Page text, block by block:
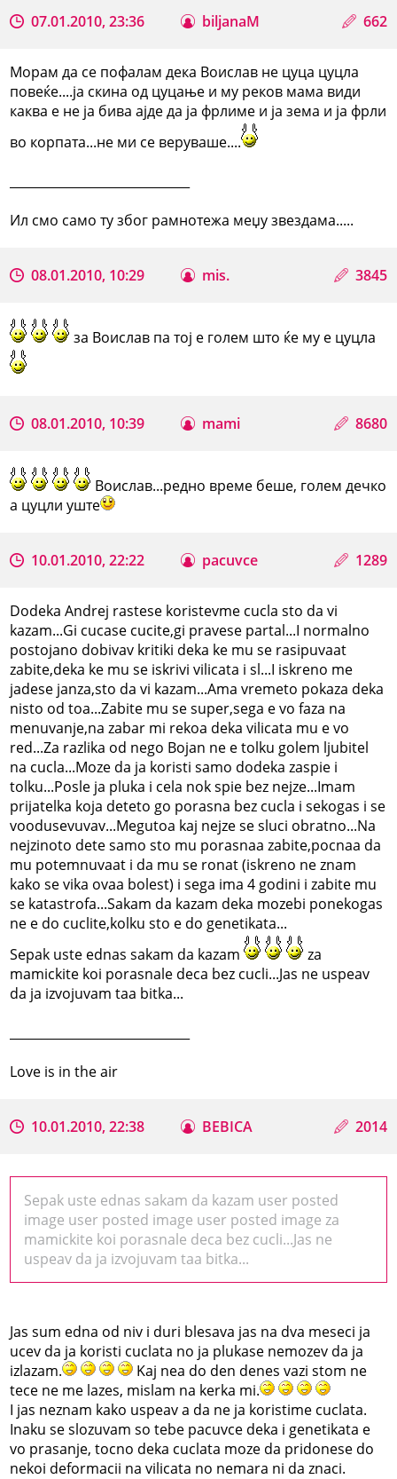
07.01.2010, 23:36 biljanaM 662
Морам да се пофалам дека Воислав не цуца цуцла
повеќе....ја скина од цуцање и му реков мама види
каква е не ја бива ајде да ја фрлиме и ја зема и ја фрли
во корпата...не ми се веруваше....
Ил смо само ту због рамнотежа меџу звездама.....
08.01.2010, 10:29 mis. 3845
за Воислав па тој е голем што ќе му е цуцла
08.01.2010, 10:39 mami 8680
Воислав...редно време беше, голем дечко
а цуцли уште
10.01.2010, 22:22 pacuvce 1289
Dodeka Andrej rastese koristevme cucla sto da vi
kazam...Gi cucase cucite,gi pravese partal...I normalno
postojano dobivav kritiki deka ke mu se rasipuvaat
zabite,deka ke mu se iskrivi vilicata i sl...I iskreno me
jadese janza,sto da vi kazam...Ama vremeto pokaza deka
nisto od toa...Zabite mu se super,sega e vo faza na
menuvanje,na zabar mi rekoa deka vilicata mu e vo
red...Za razlika od nego Bojan ne e tolku golem ljubitel
na cucla...Moze da ja koristi samo dodeka zaspie i
tolku...Posle ja pluka i cela nok spie bez nejze...Imam
prijatelka koja deteto go porasna bez cucla i sekogas i se
voodusevuvav...Megutoa kaj nejze se sluci obratno...Na
nejzinoto dete samo sto mu porasnaa zabite,pocnaa da
mu potemnuvaat i da mu se ronat (iskreno ne znam
kako se vika ovaa bolest) i sega ima 4 godini i zabite mu
se katastrofa...Sakam da kazam deka mozebi ponekogas
ne e do cuclite,kolku sto e do genetikata...
Sepak uste ednas sakam da kazam
za
mamickite koi porasnale deca bez cucli...Jas ne uspeav
da ja izvojuvam taa bitka...
Love is in the air
10.01.2010, 22:38 BEBICA 2014
Sepak uste ednas sakam da kazam user posted
image user posted image user posted image za
mamickite koi porasnale deca bez cucli...Jas ne
uspeav da ja izvojuvam taa bitka...
Jas sum edna od niv i duri blesava jas na dva meseci ja
ucev da ja koristi cuclata no ja plukase nemozev da ja
izlazam.
Kaj nea do den denes vazi stom ne
tece ne me lazes, mislam na kerka mi.
I jas neznam kako uspeav a da ne ja koristime cuclata.
Inaku se slozuvam so tebe pacuvce deka i genetikata e
vo prasanje, tocno deka cuclata moze da pridonese do
nekoi deformacii na vilicata no nemara ni da znaci.